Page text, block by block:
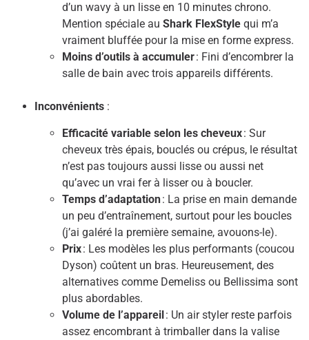
d’un wavy à un lisse en 10 minutes chrono.
Mention spéciale au Shark FlexStyle qui m’a
vraiment bluffée pour la mise en forme express.
Moins d’outils à accumuler: Fini d’encombrer la
salle de bain avec trois appareils différents.
Inconvénients :
Efficacité variable selon les cheveux: Sur
cheveux très épais, bouclés ou crépus, le résultat
n’est pas toujours aussi lisse ou aussi net
qu’avec un vrai fer à lisser ou à boucler.
Temps d’adaptation: La prise en main demande
un peu d’entraînement, surtout pour les boucles
(j’ai galéré la première semaine, avouons-le).
Prix: Les modèles les plus performants (coucou
Dyson) coûtent un bras. Heureusement, des
alternatives comme Demeliss ou Bellissima sont
plus abordables.
Volume de l’appareil: Un air styler reste parfois
assez encombrant à trimballer dans la valise